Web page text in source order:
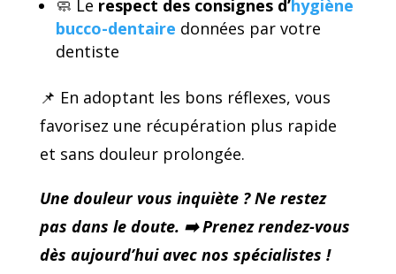
🧼 Le respect des consignes d’hygiène
bucco-dentaire données par votre
dentiste
📌 En adoptant les bons réflexes, vous
favorisez une récupération plus rapide
et sans douleur prolongée.
Une douleur vous inquiète ? Ne restez
pas dans le doute. ➡️ Prenez rendez-vous
dès aujourd’hui avec nos spécialistes !